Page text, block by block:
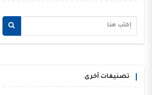
تصنيفات أخرى